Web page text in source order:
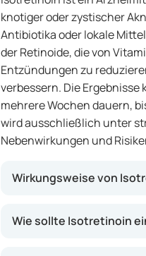
knotiger oder zystischer
Antibiotika oder lokale
der Retinoide, die von
Entzündungen zu
verbessern. Die Ergebnisse
mehrere Wochen dauern,
wird ausschließlich unter
Nebenwirkungen und
Wirkungsweise von
Talgproduktion stark
Wie sollte Isotretinoin